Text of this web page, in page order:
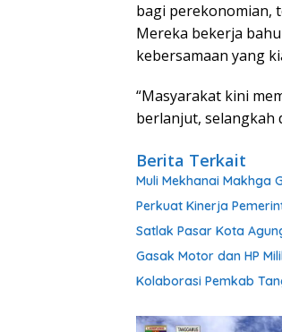
bagi perekonomian,
Mereka bekerja
kebersamaan yang
“Masyarakat kini
berlanjut, selangkah
Berita Terkait
Muli Mekhanai Makhga
Perkuat Kinerja
Satlak Pasar Kota
Gasak Motor dan HP
Kolaborasi Pemkab